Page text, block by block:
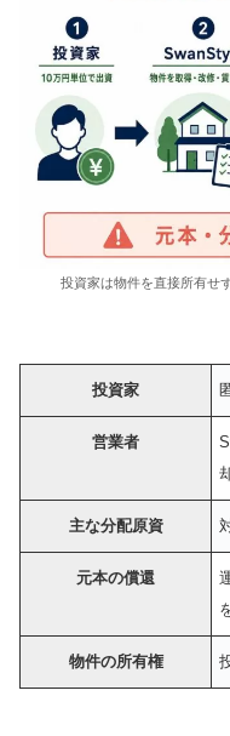
投資家は物件を直接所有せ
投資家
営業者
主な分配原資
元本の償還
物件の所有権